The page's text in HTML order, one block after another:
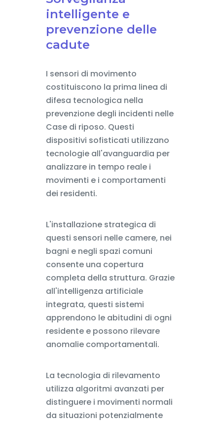
intelligente e
prevenzione delle
cadute
I sensori di movimento
costituiscono la prima linea di
difesa tecnologica nella
prevenzione degli incidenti nelle
Case di riposo. Questi
dispositivi sofisticati utilizzano
tecnologie all'avanguardia per
analizzare in tempo reale i
movimenti e i comportamenti
dei residenti.
L'installazione strategica di
questi sensori nelle camere, nei
bagni e negli spazi comuni
consente una copertura
completa della struttura. Grazie
all'intelligenza artificiale
integrata, questi sistemi
apprendono le abitudini di ogni
residente e possono rilevare
anomalie comportamentali.
La tecnologia di rilevamento
utilizza algoritmi avanzati per
distinguere i movimenti normali
da situazioni potenzialmente